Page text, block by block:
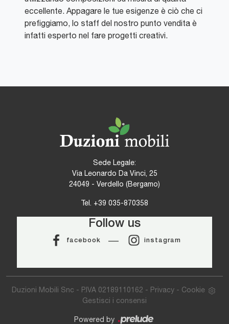
eccellente. Appagare le tue esigenze è ciò che ci
prefiggiamo, lo staff del nostro punto vendita è
infatti esperto nel fare progetti creativi.
Sede Legale:
Via Leonardo Da Vinci, 25
24049 - Verdello (Bergamo)
Tel. +39 035-870358
Follow us
facebook instagram
Duzioni Mobili Snc - P.IVA 02189110162 - Privacy- Cookie
Gestisci i consensi
Powered by